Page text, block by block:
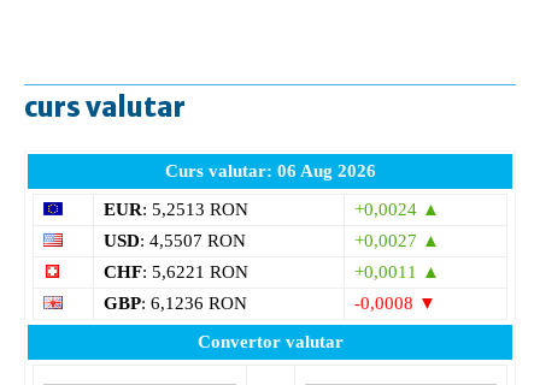
curs valutar
Curs valutar: 06 Aug 2026
EUR: 5,2513 RON
+0,0024 ▲
USD: 4,5507 RON
+0,0027 ▲
CHF: 5,6221 RON
+0,0011 ▲
GBP: 6,1236 RON
-0,0008 ▼
Convertor valutar